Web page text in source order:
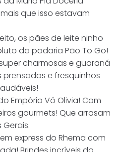
que isso estavam
os pães de leite ninho
da padaria Pão To Go!
charmosas e guaraná
e fresquinhos
Empório Vó Olivia! Com
gourmets! Que arrasam
express do Rhema com